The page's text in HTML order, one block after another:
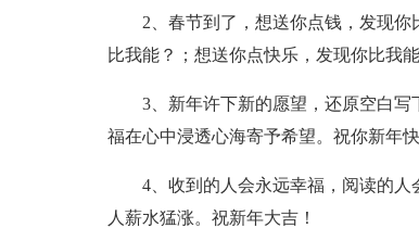
2、春节到了，想送你点钱，发现
比我能？；想送你点快乐，发现你比我
3、新年许下新的愿望，还原空白
福在心中浸透心海寄予希望。祝你新年快
4、收到的人会永远幸福，阅读的
人薪水猛涨。祝新年大吉！